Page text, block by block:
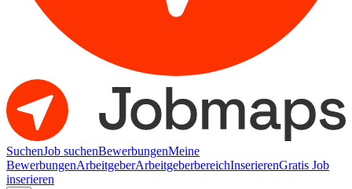
SuchenJob suchenBewerbungenMeine
BewerbungenArbeitgeberArbeitgeberbereichInserierenGratis Job
inserieren